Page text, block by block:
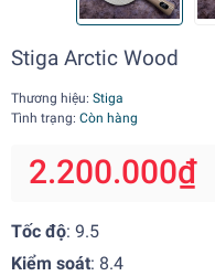
Stiga Arctic Wood
Thương hiệu: Stiga
Tình trạng: Còn hàng
2.200.000₫
Tốc độ: 9.5
Kiểm soát: 8.4